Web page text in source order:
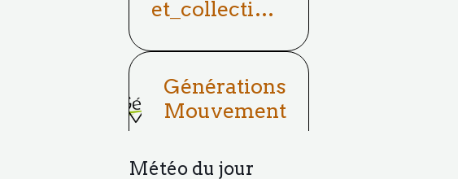
et_collectivit
Générations
Mouvement
Météo du jour